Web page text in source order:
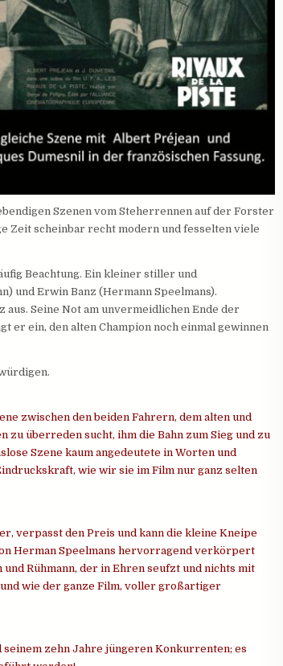
Szenen vom Steherrennen auf der Forster
Zeit scheinbar recht modern und fesselten viele
Beachtung. Ein kleiner stiller und
und Erwin Banz (Hermann Speelmans).
Seine Not am unvermeidlichen Ende der
ein, den alten Champion noch einmal gewinnen
zwischen den beiden Fahrern, dem alten und
zu überreden sucht, ihm die Bahn zum Sieg und zu
Szene kaum angedeutete in Worten und
wie wir sie im Film nur ganz selten
verpasst den Preis und kann die kleine Kneipe
Herman Speelmans hervorragend verkörpert
Rühmann, der in Ehren seufzt und nichts mit
wie der ganze Film, voller großartiger
seinem zehn Jahre jüngeren Konkurrenten; es